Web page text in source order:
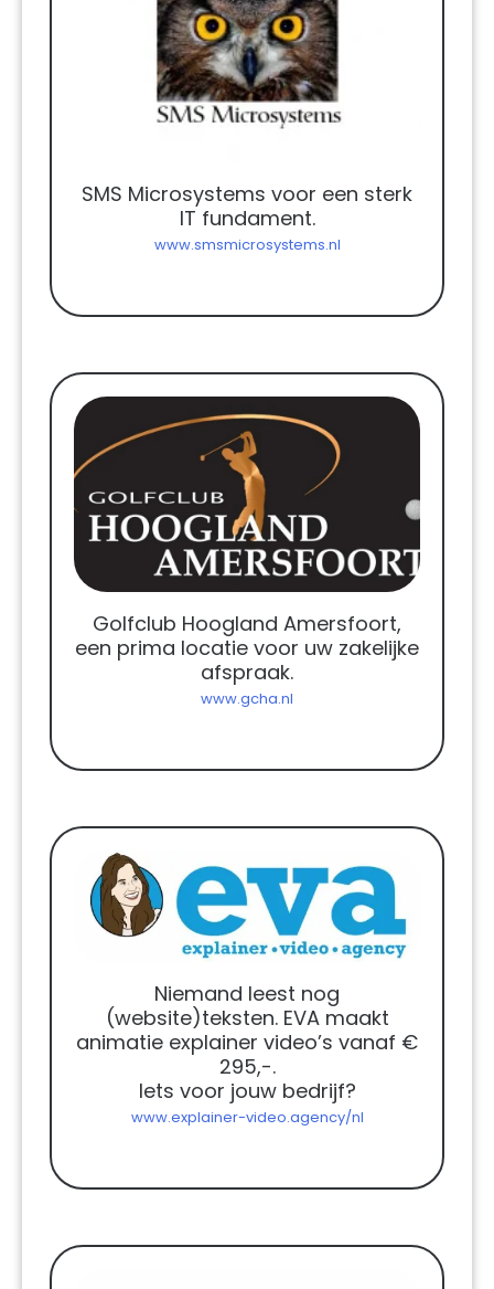
SMS Microsystems voor een sterk
IT fundament.
www.smsmicrosystems.nl
Golfclub Hoogland Amersfoort,
een prima locatie voor uw zakelijke
afspraak.
www.gcha.nl
Niemand leest nog
(website)teksten. EVA maakt
animatie explainer video’s vanaf €
295,-.
Iets voor jouw bedrijf?
www.explainer-video.agency/nl